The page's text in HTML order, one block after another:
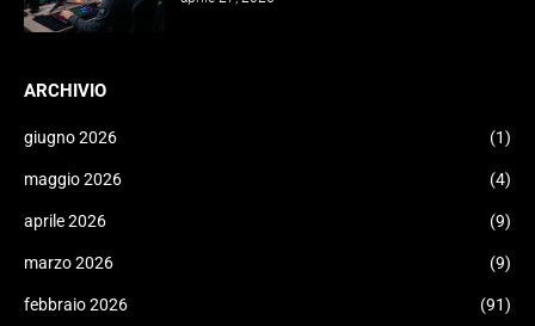
ARCHIVIO
giugno 2026 (1)
maggio 2026 (4)
aprile 2026 (9)
marzo 2026 (9)
febbraio 2026 (91)